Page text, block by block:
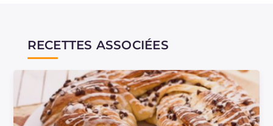
RECETTES ASSOCIÉES